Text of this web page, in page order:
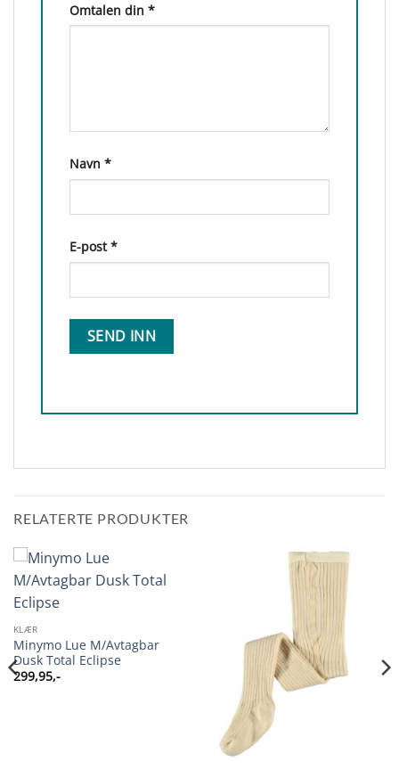
Omtalen din *
Navn *
E-post*
RELATERTE PRODUKTER
KLÆR
Minymo Lue M/Avtagbar
Dusk Total Eclipse
299,95,-